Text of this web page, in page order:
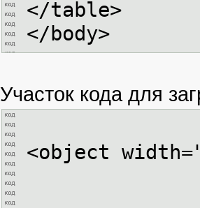
</table>
</body>
Участок кода для
<object